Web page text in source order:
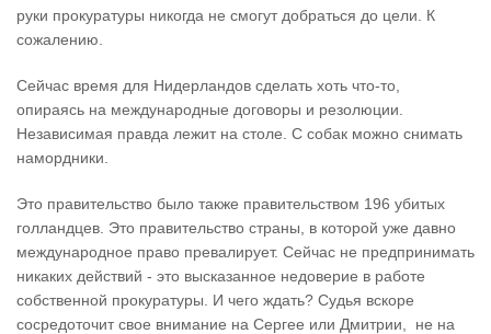
руки прокуратуры никогда не смогут добраться до цели. К
сожалению.
Сейчас время для Нидерландов сделать хоть что-то,
опираясь на международные договоры и резолюции.
Независимая правда лежит на столе. С собак можно снимать
намордники.
Это правительство было также правительством 196 убитых
голландцев. Это правительство страны, в которой уже давно
международное право превалирует. Сейчас не предпринимать
никаких действий - это высказанное недоверие в работе
собственной прокуратуры. И чего ждать? Судья вскоре
сосредоточит свое внимание на Сергее или Дмитрии, не на